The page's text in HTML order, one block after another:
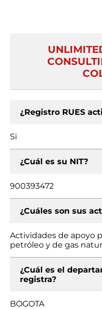
¿Registro RUES
Si
¿Cuál es su NIT?
900393472
¿Cuáles son sus
Actividades de apoyo
petróleo y de gas
¿Cuál es el
registra?
BOGOTA